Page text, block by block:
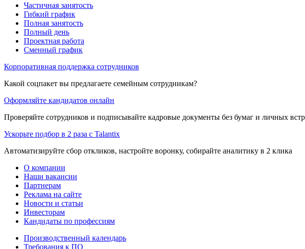
Частичная занятость
Гибкий график
Полная занятость
Полный день
Проектная работа
Сменный график
Корпоративная поддержка сотрудников
Какой соцпакет вы предлагаете семейным сотрудникам?
Оформляйте кандидатов онлайн
Проверяйте сотрудников и подписывайте кадровые документы без бумаг и личных
Ускорьте подбор в 2 раза с Talantix
Автоматизируйте сбор откликов, настройте воронку, собирайте аналитику в 2 клика
О компании
Наши вакансии
Партнерам
Реклама на сайте
Новости и статьи
Инвесторам
Кандидаты по профессиям
Производственный календарь
Требования к ПО